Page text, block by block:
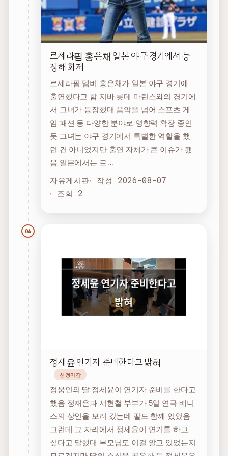
르세라핌 홍은채 일본 야구 경기에서 등
장해 화제
르세라핌 멤버 홍은채가 일본 야구 경기에
출연했다고 함 지바 롯데 마린스와의 경기에
서 그녀가 등장했대 음악을 넘어 스포츠 게
임 패션 등 다양한 분야로 영향력 확장 중인
듯 그녀는 야구 경기에서 특별한 역할을 했
던 건 아니었지만 출연 자체가 큰 이슈가 됐
음 일본에서는 르…
자유게시판
작성 2026-08-07
조회 2
04
정세윤 연기자 준비한다고 밝혀
신청마감
정웅인의 딸 정세윤이 연기자 준비를 한다고
했음 정재은과 서현철 부부가 5일 연극 베니
스의 상인을 보러 갔는데 딸도 함께 있었음
그런데 그 자리에서 정세윤이 연기를 하고
싶다고 말했대 부모님도 이걸 알고 있었는지